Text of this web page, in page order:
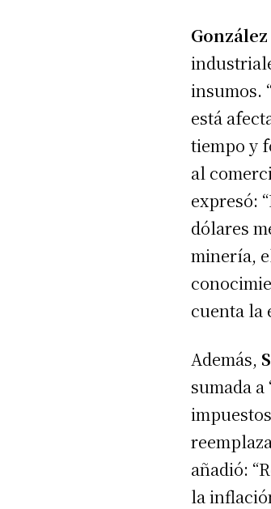
González
insumos.
está
tiempo y
al
expresó:
dólares
minería,
cuenta la
Además,
sumada
añadió:
la